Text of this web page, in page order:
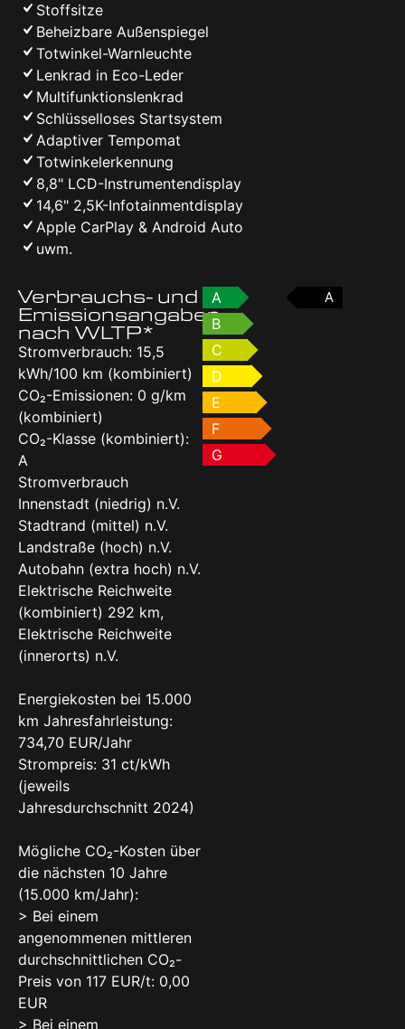
Stoffsitze
Beheizbare Außenspiegel
Totwinkel-Warnleuchte
Lenkrad in Eco-Leder
Multifunktionslenkrad
Schlüsselloses Startsystem
Adaptiver Tempomat
Totwinkelerkennung
8,8" LCD-Instrumentendisplay
14,6" 2,5K-Infotainmentdisplay
Apple CarPlay & Android Auto
uwm.
Verbrauchs- und
Emissionsangaben
nach WLTP*
Stromverbrauch: 15,5
kWh/100 km (kombiniert)
CO₂-Emissionen: 0 g/km
(kombiniert)
CO₂-Klasse (kombiniert):
A
Stromverbrauch
Innenstadt (niedrig) n.V.
Stadtrand (mittel) n.V.
Landstraße (hoch) n.V.
Autobahn (extra hoch) n.V.
Elektrische Reichweite
(kombiniert) 292 km,
Elektrische Reichweite
(innerorts) n.V.
Energiekosten bei 15.000
km Jahresfahrleistung:
734,70 EUR/Jahr
Strompreis: 31 ct/kWh
(jeweils
Jahresdurchschnitt 2024)
Mögliche CO₂-Kosten über
die nächsten 10 Jahre
(15.000 km/Jahr):
> Bei einem
angenommenen mittleren
durchschnittlichen CO₂-
Preis von 117 EUR/t: 0,00
EUR
> Bei einem
A A
B
C
D
E
F
G